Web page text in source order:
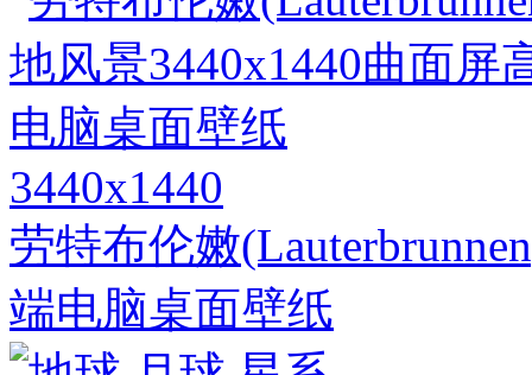
3440x1440
劳特布伦嫩
端电脑桌面壁纸